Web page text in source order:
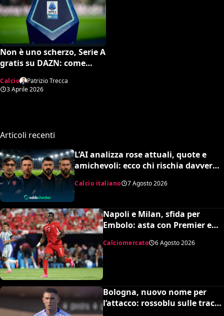
Non è uno scherzo, Serie A
gratis su DAZN: come
Calcio
Patrizio Trecca
3 Aprile 2026
Articoli recenti
L’AI analizza rose attuali, quote e
amichevoli: ecco chi rischia davvero
un’insospettabile
Calcio italiano 7 Agosto 2026
Napoli e Milan, sfida per
Embolo: asta con Premier e
MLS, il prezzo
Calciomercato 6 Agosto 2026
Bologna, nuovo nome per
l’attacco: rossoblu sulle tracce